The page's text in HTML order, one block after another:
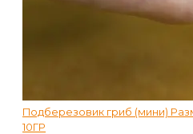
Подберезовик гриб (мини)
10ГР